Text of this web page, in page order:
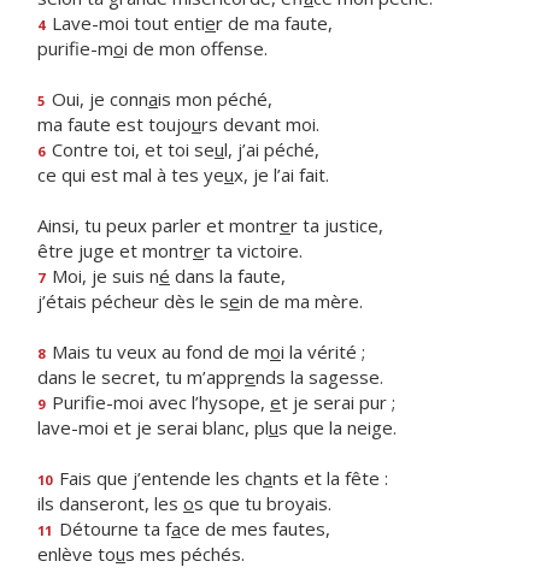
4 Lave-moi tout entier de ma faute,
purifie-moi de mon offense.
5 Oui, je connais mon péché,
ma faute est toujours devant moi.
6 Contre toi, et toi seul, j’ai péché,
ce qui est mal à tes yeux, je l’ai fait.
Ainsi, tu peux parler et montrer ta justice,
être juge et montrer ta victoire.
7 Moi, je suis né dans la faute,
j’étais pécheur dès le sein de ma mère.
8 Mais tu veux au fond de moi la vérité ;
dans le secret, tu m’apprends la sagesse.
9 Purifie-moi avec l’hysope, et je serai pur ;
lave-moi et je serai blanc, plus que la neige.
10 Fais que j’entende les chants et la fête :
ils danseront, les os que tu broyais.
11 Détourne ta face de mes fautes,
enlève tous mes péchés.